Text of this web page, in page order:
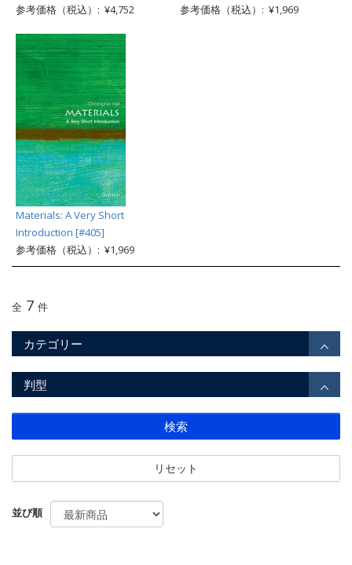
参考価格（税込）: ¥4,752
参考価格（税込）: ¥1,969
Materials: A Very Short
Introduction [#405]
参考価格（税込）: ¥1,969
全 7 件
カテゴリー
判型
検索
リセット
並び順